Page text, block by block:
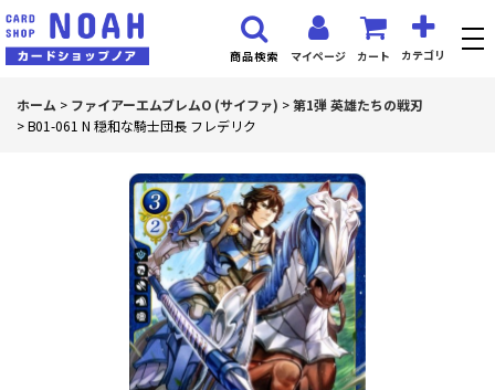
マイページ カート カテゴリ
商品検索
ホーム > ファイアーエムブレムO (サイファ) >第1弾 英雄たちの戦刃
>B01-061 N 穏和な騎士団長 フレデリク